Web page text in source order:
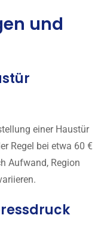
und
einer Haustür
Regel bei etwa 60 €
Aufwand, Region